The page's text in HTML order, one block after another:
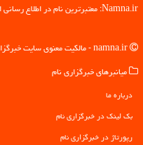
Namna.ir: معتبرترین نام در اطلاع رسانی اخبار سیاسی و اجتماعی، گامی مطمئن به سوی آگاهی
میانبرهای خبرگزاری نام
درباره ما
بک لینک در خبرگزاری نام
رپورتاژ در خبرگزاری نام